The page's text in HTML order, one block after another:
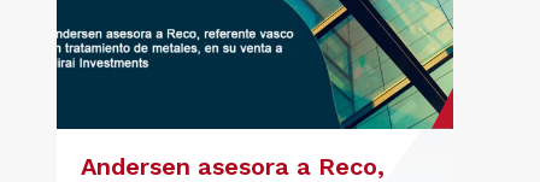
articulada en torno a ALIA.
Andersen asesora a Reco,